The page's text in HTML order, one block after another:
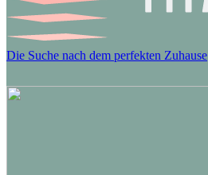
Die Suche nach dem perfekten Zuhause